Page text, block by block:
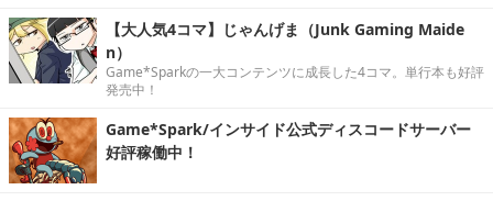
【大人気4コマ】じゃんげま（Junk Gaming Maide
n）
Game*Sparkの一大コンテンツに成長した4コマ。単行本も好評
発売中！
Game*Spark/インサイド公式ディスコードサーバー
好評稼働中！